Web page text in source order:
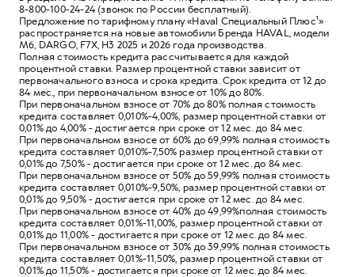
8-800-100-24-24 (звонок по России бесплатный).
Предложение по тарифному плану «Haval Специальный Плюс¹»
распространяется на новые автомобили Бренда HAVAL, модели
M6, DARGO, F7X, Н3 2025 и 2026 года производства.
Полная стоимость кредита рассчитывается для каждой
процентной ставки. Размер процентной ставки зависит от
первоначального взноса и срока кредита. Срок кредита от 12 до
84 мес., при первоначальном взносе от 10% до 80%.
При первоначальном взносе от 70% до 80% полная стоимость
кредита составляет 0,010%-4,00%, размер процентной ставки от
0,01% до 4,00% - достигается при сроке от 12 мес. до 84 мес.
При первоначальном взносе от 60% до 69,99% полная стоимость
кредита составляет 0,010%-7,50% размер процентной ставки от
0,01% до 7,50% - достигается при сроке от 12 мес. до 84 мес.
При первоначальном взносе от 50% до 59,99% полная стоимость
кредита составляет 0,010%-9,50%, размер процентной ставки от
0,01% до 9,50% - достигается при сроке от 12 мес. до 84 мес.
При первоначальном взносе от 40% до 49,99%полная стоимость
кредита составляет 0,01%-11,00%, размер процентной ставки от
0,01% до 11,00% - достигается при сроке от 12 мес. до 84 мес.
При первоначальном взносе от 30% до 39,99% полная стоимость
кредита составляет 0,01%-11,50%, размер процентной ставки от
0,01% до 11,50% - достигается при сроке от 12 мес. до 84 мес.